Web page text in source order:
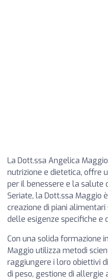
La Dott.ssa Angelica
nutrizione e dietetica, offre
per il benessere e la salute
Seriate, la Dott.ssa Maggio
creazione di piani
delle esigenze specifiche e
Con una solida formazione
Maggio utilizza metodi
raggiungere i loro obiettivi
di peso, gestione di